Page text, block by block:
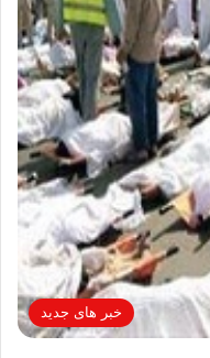
خبر های جدید